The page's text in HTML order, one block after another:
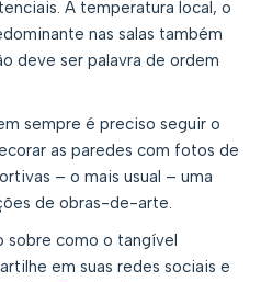
A temperatura local, o
nas salas também
deve ser palavra de ordem
sempre é preciso seguir o
as paredes com fotos de
– o mais usual – uma
de obras-de-arte.
sobre como o tangível
em suas redes sociais e